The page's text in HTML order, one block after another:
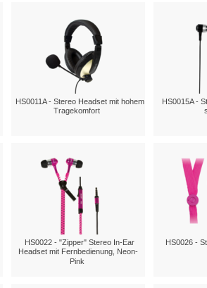
HS0011A - Stereo Headset mit hohem
Tragekomfort
HS0015A -
HS0022 - "Zipper" Stereo In-Ear
Headset mit Fernbedienung, Neon-
Pink
HS0026 -